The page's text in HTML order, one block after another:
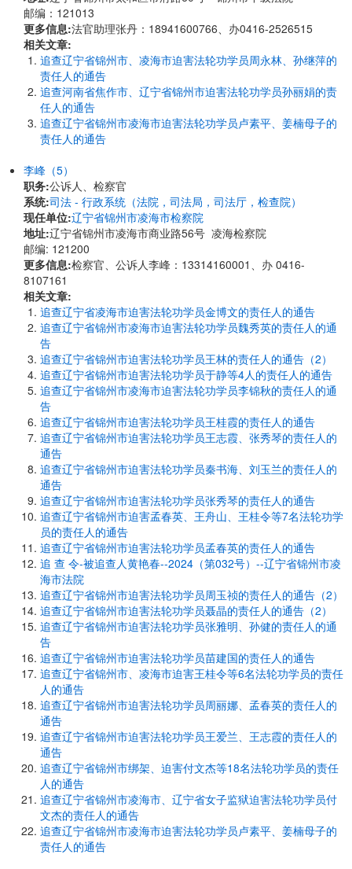
邮编：121013
更多信息:法官助理张丹：18941600766、办0416-2526515
相关文章:
追查辽宁省锦州市、凌海市迫害法轮功学员周永林、孙继萍的
责任人的通告
追查河南省焦作市、辽宁省锦州市迫害法轮功学员孙丽娟的责
任人的通告
追查辽宁省锦州市凌海市迫害法轮功学员卢素平、姜楠母子的
责任人的通告
李峰（5）
职务:公诉人、检察官
系统:司法 - 行政系统（法院，司法局，司法厅，检查院）
现任单位:辽宁省锦州市凌海市检察院
地址:辽宁省锦州市凌海市商业路56号 凌海检察院
邮编: 121200
更多信息:检察官、公诉人李峰：13314160001、办 0416-
8107161
相关文章:
追查辽宁省凌海市迫害法轮功学员金博文的责任人的通告
追查辽宁省锦州市凌海市迫害法轮功学员魏秀英的责任人的通
告
追查辽宁省锦州市迫害法轮功学员王林的责任人的通告（2）
追查辽宁省锦州市迫害法轮功学员于静等4人的责任人的通告
追查辽宁省锦州市凌海市迫害法轮功学员李锦秋的责任人的通
告
追查辽宁省锦州市迫害法轮功学员王桂霞的责任人的通告
追查辽宁省锦州市迫害法轮功学员王志霞、张秀琴的责任人的
通告
追查辽宁省锦州市迫害法轮功学员秦书海、刘玉兰的责任人的
通告
追查辽宁省锦州市迫害法轮功学员张秀琴的责任人的通告
追查辽宁省锦州市迫害孟春英、王舟山、王桂令等7名法轮功学
员的责任人的通告
追查辽宁省锦州市迫害法轮功学员孟春英的责任人的通告
追 查 令-被追查人黄艳春--2024（第032号）--辽宁省锦州市凌
海市法院
追查辽宁省锦州市迫害法轮功学员周玉祯的责任人的通告（2）
追查辽宁省锦州市迫害法轮功学员聂晶的责任人的通告（2）
追查辽宁省锦州市迫害法轮功学员张雅明、孙健的责任人的通
告
追查辽宁省锦州市迫害法轮功学员苗建国的责任人的通告
追查辽宁省锦州市、凌海市迫害王桂令等6名法轮功学员的责任
人的通告
追查辽宁省锦州市迫害法轮功学员周丽娜、孟春英的责任人的
通告
追查辽宁省锦州市迫害法轮功学员王爱兰、王志霞的责任人的
通告
追查辽宁省锦州市绑架、迫害付文杰等18名法轮功学员的责任
人的通告
追查辽宁省锦州市凌海市、辽宁省女子监狱迫害法轮功学员付
文杰的责任人的通告
追查辽宁省锦州市凌海市迫害法轮功学员卢素平、姜楠母子的
责任人的通告